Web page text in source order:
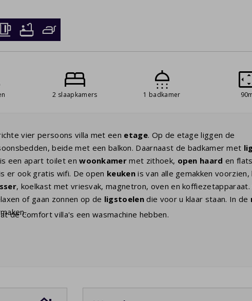
2 slaapkamers 1 badkamer
vier persoons villa met een etage. Op de etage liggen de
beide met een balkon. Daarnaast de badkamer met
een apart toilet enwoonkamer met zithoek, open haard en
er ook gratis wifi. De open keukenis van alle gemakken voorzien,
, koelkast met vriesvak, magnetron, oven en
of gaan zonnen op de ligstoelendie voor u klaar staan. In de
de Comfort villa's een wasmachine hebben.